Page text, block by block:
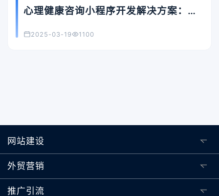
心理健康咨询小程序开发解决方案：如
2025-03-19 1100
网站建设
外贸营销
推广引流